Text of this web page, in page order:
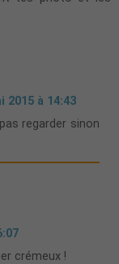
2015 à 14:43
regarder sinon
crémeux !